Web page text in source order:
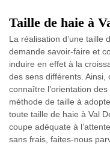
Taille de haie à
La réalisation d’une taille
demande savoir-faire et
induire en effet à la
des sens différents.
connaître l’orientation
méthode de taille à
toute taille de haie à Val
coupe adéquate à
sans frais, faites-nous